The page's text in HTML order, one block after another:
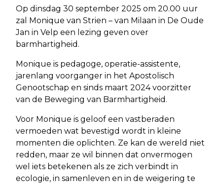
Op dinsdag 30 september 2025 om 20.00 uur
zal Monique van Strien – van Milaan in De Oude
Jan in Velp een lezing geven over
barmhartigheid.
Monique is pedagoge, operatie-assistente,
jarenlang voorganger in het Apostolisch
Genootschap en sinds maart 2024 voorzitter
van de Beweging van Barmhartigheid.
Voor Monique is geloof een vastberaden
vermoeden wat bevestigd wordt in kleine
momenten die oplichten. Ze kan de wereld niet
redden, maar ze wil binnen dat onvermogen
wel iets betekenen als ze zich verbindt in
ecologie, in samenleven en in de weigering te